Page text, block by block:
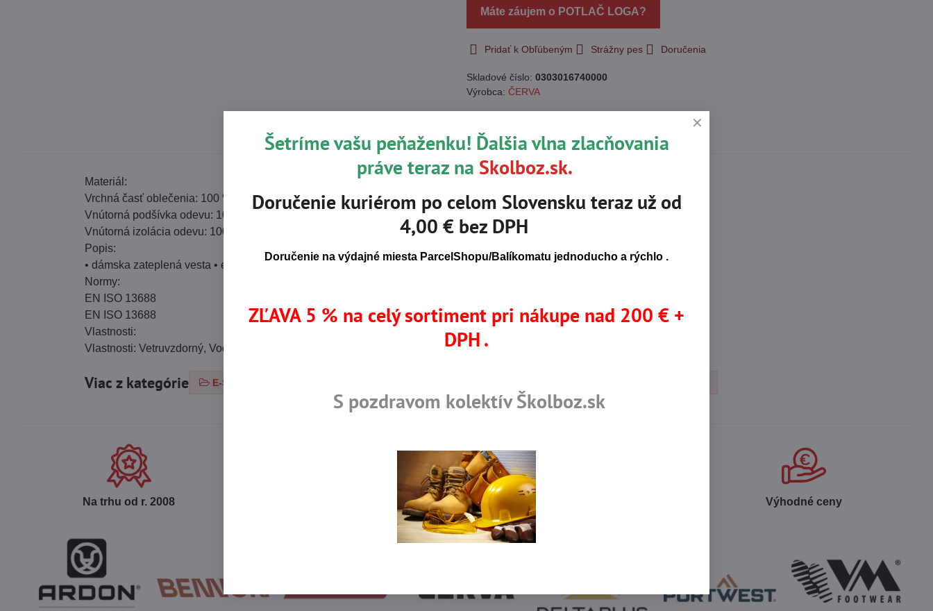
Máte záujem o POTLAČ LOGA?
Pridať k Obľúbeným Strážny pes Doručenia
Skladové číslo: 0303016740000
Výrobca: ČERVA
Popis
Materiál:
Vrchná časť oblečenia: 100 % polyester, 63 g/m², taffeta
Vnútorná podšívka odevu: 100 % polyester
Vnútorná izolácia odevu: 100 % polyester, 200 g/m²
Popis:
• dámska zateplená vesta • elastický pás • zapínanie na zips • 2 bočné vrecká na zips
Normy:
EN ISO 13688
EN ISO 13688
Vlastnosti:
Vlastnosti: Vetruvzdorný, Vodeodolný
Viac z kategórie E-SHOP
Na trhu od r​. 2008 Certifikované výrobky Skladom viac ako 36 tisíc produktov Výhodné ceny
Šetríme vašu peňaženku! Ďalšia vlna zlacňovania
práve teraz na Skolboz.sk.
Doručenie kuriérom po celom Slovensku teraz už od
4,00 € bez DPH
Doručenie na výdajné miesta ParcelShopu/Balíkomatu jednoducho a rýchlo .
ZĽAVA 5 % na celý sortiment pri nákupe nad 200 € +
DPH .
S pozdravom kolektív Školboz.sk